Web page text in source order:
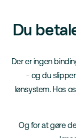
Du
Der er ingen
- og du
lønsystem. Hos
Og for at gøre